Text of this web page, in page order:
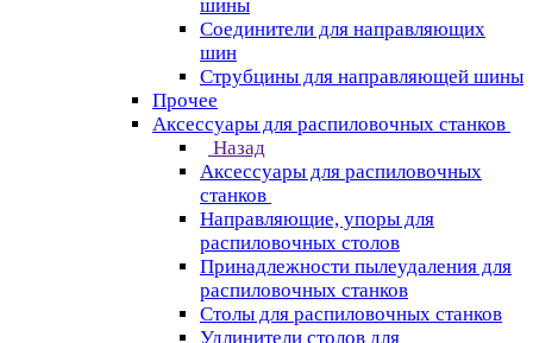
шины
Соединители для направляющих
шин
Струбцины для направляющей шины
Прочее
Аксессуары для распиловочных станков
Назад
Аксессуары для распиловочных
станков
Направляющие, упоры для
распиловочных столов
Принадлежности пылеудаления для
распиловочных станков
Столы для распиловочных станков
Удлинители столов для